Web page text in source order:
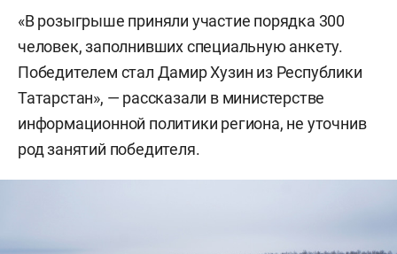
«В розыгрыше приняли участие порядка 300
человек, заполнивших специальную анкету.
Победителем стал Дамир Хузин из Республики
Татарстан», — рассказали в министерстве
информационной политики региона, не уточнив
род занятий победителя.